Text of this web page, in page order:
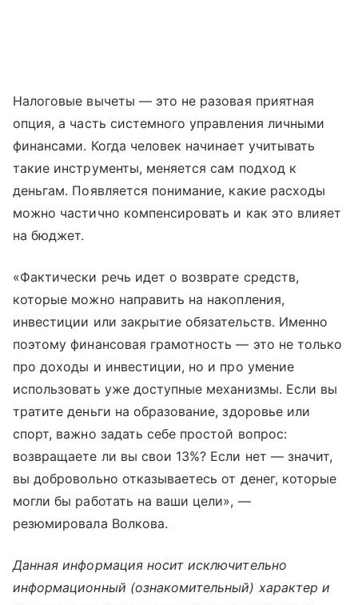
Налоговые вычеты — это не разовая приятная
опция, а часть системного управления личными
финансами. Когда человек начинает учитывать
такие инструменты, меняется сам подход к
деньгам. Появляется понимание, какие расходы
можно частично компенсировать и как это влияет
на бюджет.
«Фактически речь идет о возврате средств,
которые можно направить на накопления,
инвестиции или закрытие обязательств. Именно
поэтому финансовая грамотность — это не только
про доходы и инвестиции, но и про умение
использовать уже доступные механизмы. Если вы
тратите деньги на образование, здоровье или
спорт, важно задать себе простой вопрос:
возвращаете ли вы свои 13%? Если нет — значит,
вы добровольно отказываетесь от денег, которые
могли бы работать на ваши цели», —
резюмировала Волкова.
Данная информация носит исключительно
информационный (ознакомительный) характер и